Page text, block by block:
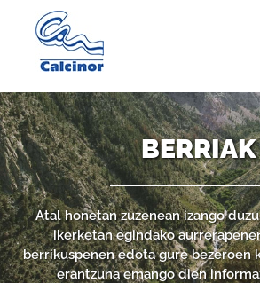
BERRIAK
Atal honetan zuzenean izango
ikerketan egindako
berrikuspenen edota gure bezeroen
erantzuna emango dien